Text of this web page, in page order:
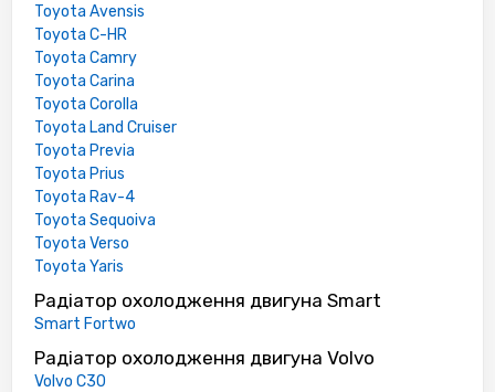
Toyota Avensis
Toyota C-HR
Toyota Camry
Toyota Carina
Toyota Corolla
Toyota Land Cruiser
Toyota Previa
Toyota Prius
Toyota Rav-4
Toyota Sequoiva
Toyota Verso
Toyota Yaris
Радіатор охолодження двигуна Smart
Smart Fortwo
Радіатор охолодження двигуна Volvo
Volvo C30